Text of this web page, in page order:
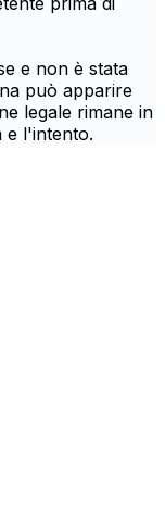
e non è stata
può apparire
legale rimane in
e l'intento.